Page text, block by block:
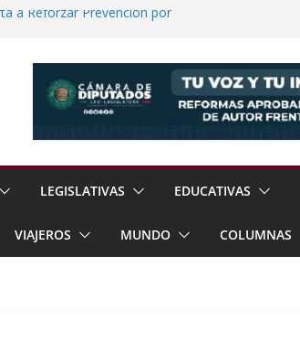
a Reforzar Prevención por
con Multitudinario Evento
de Seguridad de la
LEGISLATIVAS EDUCATIVAS
VIAJEROS MUNDO COLUMNAS